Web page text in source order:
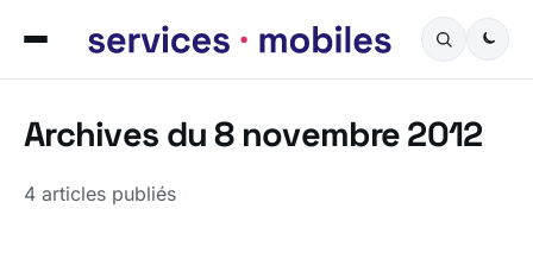
Archives du 8 novembre 2012
4 articles publiés